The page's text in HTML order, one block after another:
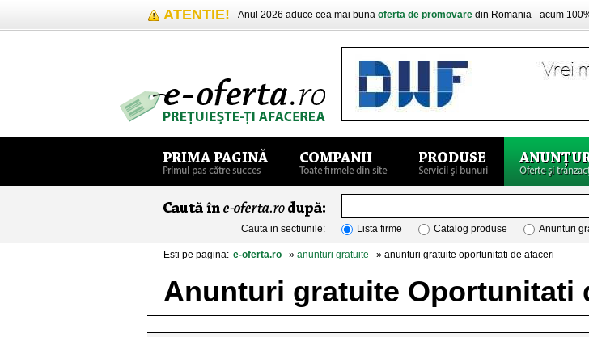
ATENTIE! Anul 2026 aduce cea mai buna oferta de promovare din Romania - acum
Cauta in sectiunile: Lista firme Catalog produse Anunturi
Esti pe pagina: e-oferta.ro » anunturi gratuite » anunturi gratuite oportunitati de afaceri
Anunturi gratuite Oportunitati